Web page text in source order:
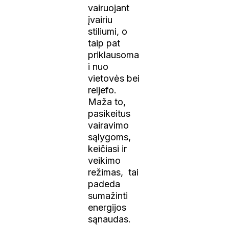
vairuojant
įvairiu
stiliumi, o
taip pat
priklausoma
i nuo
vietovės bei
reljefo.
Maža to,
pasikeitus
vairavimo
sąlygoms,
keičiasi ir
veikimo
režimas, tai
padeda
sumažinti
energijos
sąnaudas.